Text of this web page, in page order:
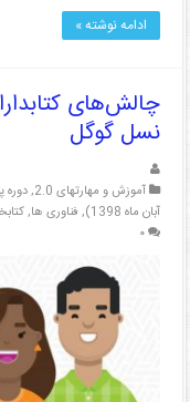
ادامه نوشته »
چالش‌های
نسل گوگل
آموزش و مهارتهای 2.0 ,دوره
آبان ماه 1398)
, فناوری ها,
۰